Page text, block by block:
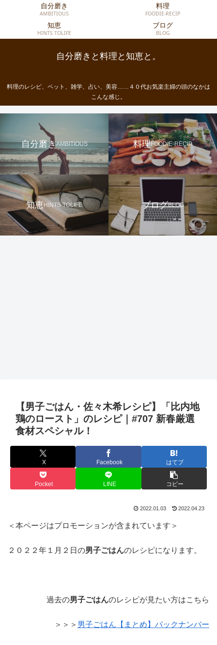
自分磨きと料理と知恵と。
料理のレシピ、ペット、雑学、占い、美容……４０代お気楽主婦の頭のなかは
こんな感じ。
自分磨き
AMBITIOUS
料理
FOODIE-RECIP
知恵
HINTS TOLIFE
ブログ
BLOG
自分磨きAMBITIOUS 料理FOODIE-RECIP
知恵HINTS TOLIFE ブログBLOG
【男子ごはん・佐々木希レシピ】「比内地
鶏のロースト」のレシピ｜#707 新春厳選
食材スペシャル！
X Facebook はてブ
Pocket LINE コピー
2022.01.03 2022.04.23
＜本ページはプロモーションが含まれています＞
２０２２年１月２日の男子ごはんのレシピになります。
過去の男子ごはんのレシピが見たい方はこちら
＞＞＞ 男子ごはん【まとめ】バックナンバー